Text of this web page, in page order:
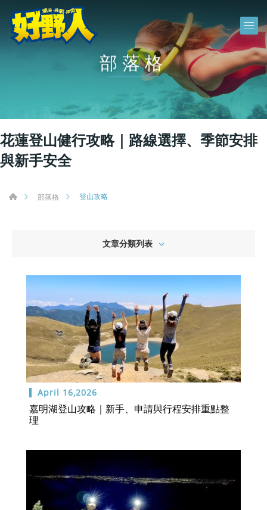
部落格
花蓮登山健行攻略｜路線選擇、季節安排
與新手安全
部落格 登山攻略
文章分類列表
April 16,2026
嘉明湖登山攻略｜新手、申請與行程安排重點整
理